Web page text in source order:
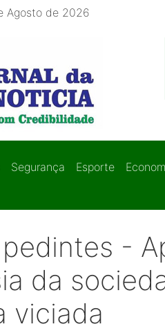
Agosto de 2026
Segurança Esporte
-
da
viciada